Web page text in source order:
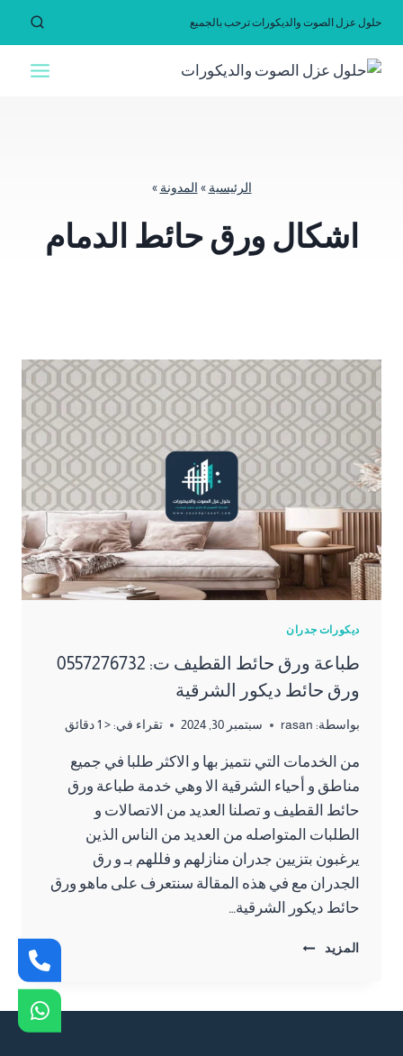
المحتوى
حلول عزل الصوت والديكورات ترحب بالجميع
الرئيسية » المدونة »
اشكال ورق حائط الدمام
ديكورات جدران
طباعة ورق حائط القطيف ت: 0557276732
ورق حائط ديكور الشرقية
بواسطة: rasan سبتمبر 30, 2024 تقراء في: < 1 دقائق
من الخدمات التي نتميز بها و الاكثر طلبا في جميع
مناطق و أحياء الشرقية الا وهي خدمة طباعة ورق
حائط القطيف و تصلنا العديد من الاتصالات و
الطلبات المتواصله من العديد من الناس الذين
يرغبون بتزيين جدران منازلهم و فللهم بـ و رق
الجدران مع في هذه المقالة سنتعرف على ماهو ورق
حائط ديكور الشرقية…
المزيد
طباعة